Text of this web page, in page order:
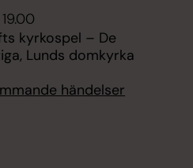
kyrkospel – De
Lunds domkyrka
händelser